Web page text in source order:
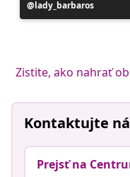
Príspevok
zverejnil
lady_barbaros
Zistite, ako nahrať
Kontaktujte
Prejsť na